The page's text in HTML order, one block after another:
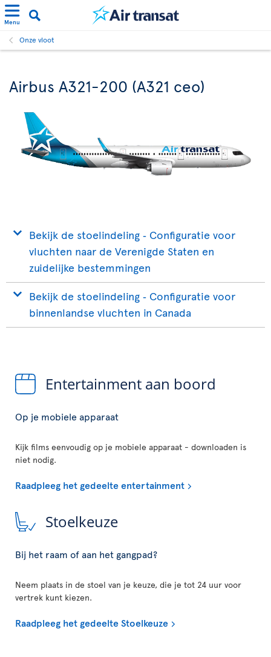
Menu
Onze vloot
Airbus A321-200 (A321 ceo)
Bekijk de stoelindeling ‐ Configuratie voor
vluchten naar de Verenigde Staten en
zuidelijke bestemmingen
Bekijk de stoelindeling ‐ Configuratie voor
binnenlandse vluchten in Canada
Entertainment aan boord
Op je mobiele apparaat
Kijk films eenvoudig op je mobiele apparaat - downloaden is
niet nodig.
Raadpleeg het gedeelte entertainment
Stoelkeuze
Bij het raam of aan het gangpad?
Neem plaats in de stoel van je keuze, die je tot 24 uur voor
vertrek kunt kiezen.
Raadpleeg het gedeelte Stoelkeuze